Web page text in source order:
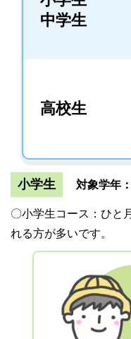
中学生
高校生
小学生 対象学年
〇小学生コース：ひと
れる方が多いです。